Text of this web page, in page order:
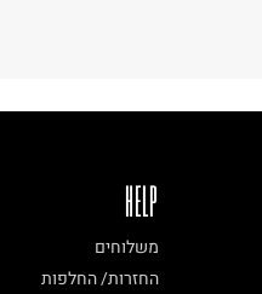
HELP
משלוחים
החזרות/ החלפות